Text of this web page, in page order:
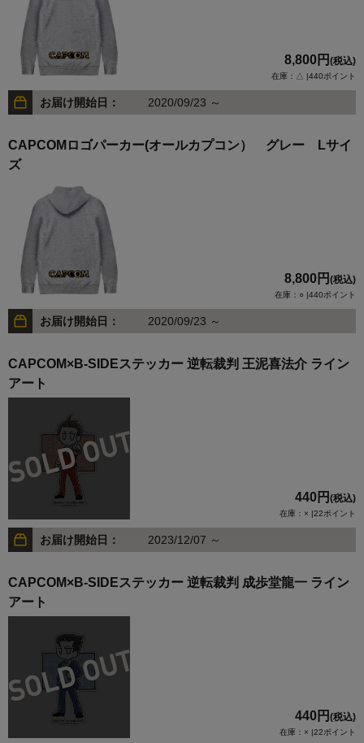
8,800円 (税込)
在庫：△ |440ポイント
お届け開始日： 2020/09/23 ～
CAPCOMロゴパーカー(オールカプコン） グレー Lサイ
ズ
8,800円 (税込)
在庫：○ |440ポイント
お届け開始日： 2020/09/23 ～
CAPCOM×B-SIDEステッカー 逆転裁判 王泥喜法介 ライン
アート
440円 (税込)
在庫：× |22ポイント
お届け開始日： 2023/12/07 ～
CAPCOM×B-SIDEステッカー 逆転裁判 成歩堂龍一 ライン
アート
440円 (税込)
在庫：× |22ポイント